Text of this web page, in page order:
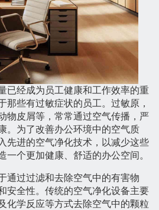
已经成为员工健康和工作效率的重
那些有过敏症状的员工。过敏原，
物皮屑等，常常通过空气传播，严
。为了改善办公环境中的空气质
先进的空气净化技术，以减少这些
一个更加健康、舒适的办公空间。
通过过滤和去除空气中的有害物
安全性。传统的空气净化设备主要
化学反应等方式去除空气中的颗粒